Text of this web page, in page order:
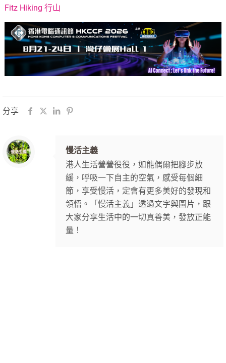
Fitz Hiking 行山
分享
慢活主義
港人生活營營役役，如能偶爾把腳步放
緩，呼吸一下自主的空氣，感受每個細
節，享受慢活，定會有更多美好的發現和
領悟。「慢活主義」透過文字與圖片，跟
大家分享生活中的一切真善美，發放正能
量！